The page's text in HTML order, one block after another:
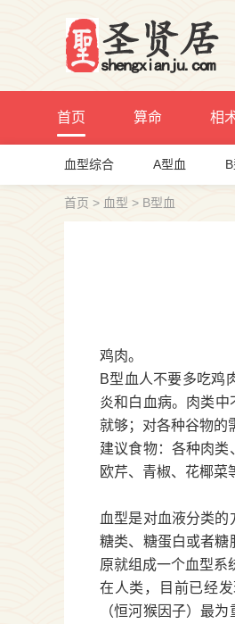
首页 算命 相
血型综合 A型血
首页 > 血型 > B型血
鸡肉。
B型血人不要多吃鸡
炎和白血病。肉类
就够；对各种谷物的
建议食物：各种肉类
欧芹、青椒、花椰菜
血型是对血液分类的
糖类、糖蛋白或者糖
原就组成一个血型系
在人类，目前已经
（恒河猴因子）最为